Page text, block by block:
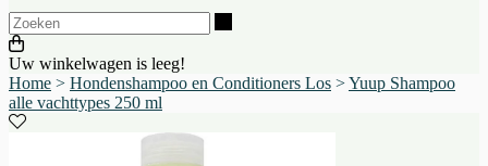
Uw winkelwagen is leeg!
Home > Hondenshampoo en Conditioners Los >Yuup Shampoo
alle vachttypes 250 ml